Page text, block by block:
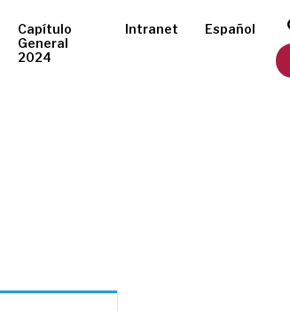
Capítulo
General
2024
Intranet Español